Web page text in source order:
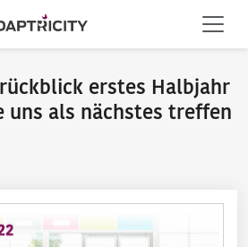
erstes Halbjahr
uns als nächstes treffen